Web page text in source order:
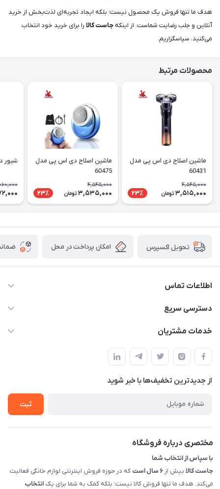
هدف ما تنها فروش یک محصول نیست؛ بلکه ایجاد تجربه‌ای لذت‌بخش از خرید
آنلاین و جلب رضایت شماست. از اینکه جاست کالا را برای خرید خود انتخاب
می‌کنید، سپاسگزاریم.
محصولات مرتبط
ماشین اصلاح دی اس پی مدل
60431
4,545,000
3,515,000 تومان 23٪
ماشین اصلاح دی اس پی مدل
60475
4,545,000
3,535,000 تومان 23٪
شیور
تحویل اکسپرس امکان پرداخت در محل
اطلاعات تماس
09398557137
سمت چپ (فروشگاه صوتی عباسی) - "تحویل حضوری فقط با
هماهنگی"
دسترسی سریع
لیست محصولات
حساب کاربری
تماس با ما
خدمات مشتریان
راهنما
پرسش های شما
شرایط و ضوابط گارانتی
روش های بازگرداندن کالا
از جدید‌ترین تخفیف‌ها با‌ خبر شوید
ثبت
مختصری درباره فروشگاه
با سپاس از انتخاب شما
جاست کالا بیش از ۶ سال است
که در حوزه فروش اینترنتی لوازم خانگی فعالیت
می‌کند. هدف ما تنها فروش کالا نیست؛ بلکه کمک به شما برای یک انتخاب